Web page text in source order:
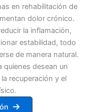
en rehabilitación de
dolor crónico.
la inflamación,
estabilidad, todo
de manera natural.
quienes desean un
recuperación y el